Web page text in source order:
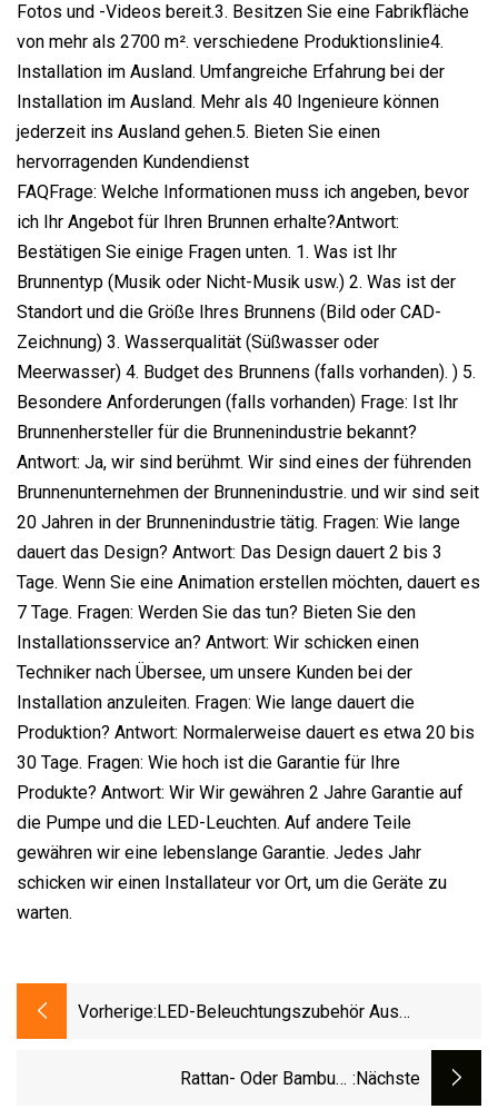
Fotos und -Videos bereit.3. Besitzen Sie eine Fabrikfläche
von mehr als 2700 m². verschiedene Produktionslinie4.
Installation im Ausland. Umfangreiche Erfahrung bei der
Installation im Ausland. Mehr als 40 Ingenieure können
jederzeit ins Ausland gehen.5. Bieten Sie einen
hervorragenden Kundendienst
FAQFrage: Welche Informationen muss ich angeben, bevor
ich Ihr Angebot für Ihren Brunnen erhalte?Antwort:
Bestätigen Sie einige Fragen unten. 1. Was ist Ihr
Brunnentyp (Musik oder Nicht-Musik usw.) 2. Was ist der
Standort und die Größe Ihres Brunnens (Bild oder CAD-
Zeichnung) 3. Wasserqualität (Süßwasser oder
Meerwasser) 4. Budget des Brunnens (falls vorhanden). ) 5.
Besondere Anforderungen (falls vorhanden) Frage: Ist Ihr
Brunnenhersteller für die Brunnenindustrie bekannt?
Antwort: Ja, wir sind berühmt. Wir sind eines der führenden
Brunnenunternehmen der Brunnenindustrie. und wir sind seit
20 Jahren in der Brunnenindustrie tätig. Fragen: Wie lange
dauert das Design? Antwort: Das Design dauert 2 bis 3
Tage. Wenn Sie eine Animation erstellen möchten, dauert es
7 Tage. Fragen: Werden Sie das tun? Bieten Sie den
Installationsservice an? Antwort: Wir schicken einen
Techniker nach Übersee, um unsere Kunden bei der
Installation anzuleiten. Fragen: Wie lange dauert die
Produktion? Antwort: Normalerweise dauert es etwa 20 bis
30 Tage. Fragen: Wie hoch ist die Garantie für Ihre
Produkte? Antwort: Wir Wir gewähren 2 Jahre Garantie auf
die Pumpe und die LED-Leuchten. Auf andere Teile
gewähren wir eine lebenslange Garantie. Jedes Jahr
schicken wir einen Installateur vor Ort, um die Geräte zu
warten.
Vorherige:LED-Beleuchtungszubehör Aus
Druckguss
Rattan- Oder Bambus- :nächste